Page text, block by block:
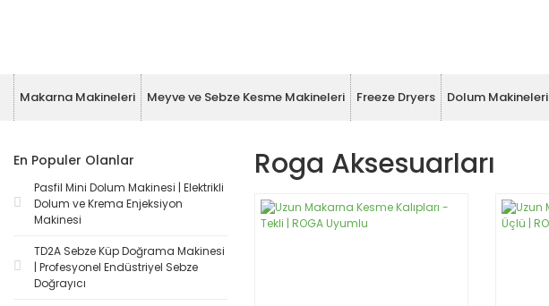
Makarna Makineleri Meyve ve Sebze Kesme Makineleri Freeze Dryers Dolum Makineleri
En Populer Olanlar
Pasfil Mini Dolum Makinesi | Elektrikli
Dolum ve Krema Enjeksiyon
Makinesi
TD2A Sebze Küp Doğrama Makinesi
| Profesyonel Endüstriyel Sebze
Doğrayıcı
Roga Aksesuarları